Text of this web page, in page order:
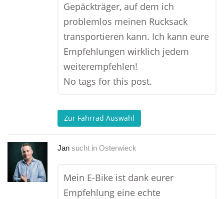
Gepäckträger, auf dem ich
problemlos meinen Rucksack
transportieren kann. Ich kann eure
Empfehlungen wirklich jedem
weiterempfehlen!
No tags for this post.
Zur Fahrrad Auswahl
Jan sucht in Osterwieck
Mein E-Bike ist dank eurer
Empfehlung eine echte